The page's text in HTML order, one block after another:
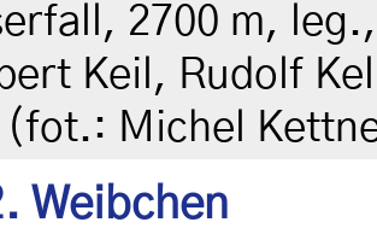
2700 m,
Keil, Rudolf
(fot.: Michel
Weibchen